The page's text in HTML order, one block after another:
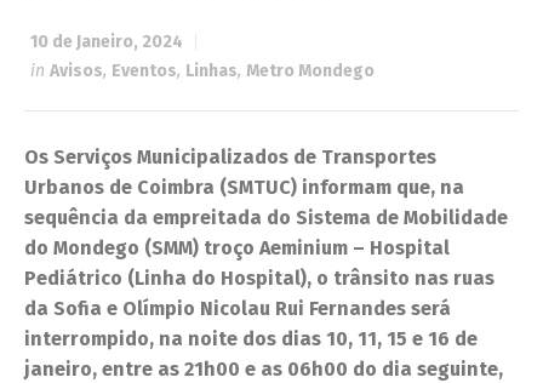
10 de Janeiro, 2024
in Avisos, Eventos, Linhas, Metro Mondego
Os Serviços Municipalizados de Transportes
Urbanos de Coimbra (SMTUC) informam que, na
sequência da empreitada do Sistema de Mobilidade
do Mondego (SMM) troço Aeminium – Hospital
Pediátrico (Linha do Hospital), o trânsito nas ruas
da Sofia e Olímpio Nicolau Rui Fernandes será
interrompido, na noite dos dias 10, 11, 15 e 16 de
janeiro, entre as 21h00 e as 06h00 do dia seguinte,